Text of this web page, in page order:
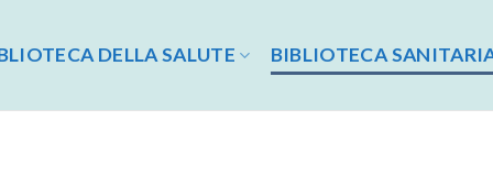
DELLA SALUTE BIBLIOTECA